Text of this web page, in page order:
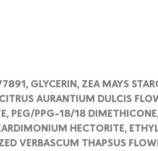
GLYCERIN, ZEA MAYS
AURANTIUM DULCIS
PEG/PPG-18/18
HECTORITE,
VERBASCUM THAPSUS